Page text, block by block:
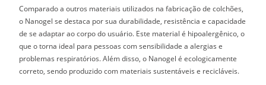
Comparado a outros materiais utilizados na fabricação de colchões,
o Nanogel se destaca por sua durabilidade, resistência e capacidade
de se adaptar ao corpo do usuário. Este material é hipoalergênico, o
que o torna ideal para pessoas com sensibilidade a alergias e
problemas respiratórios. Além disso, o Nanogel é ecologicamente
correto, sendo produzido com materiais sustentáveis e recicláveis.